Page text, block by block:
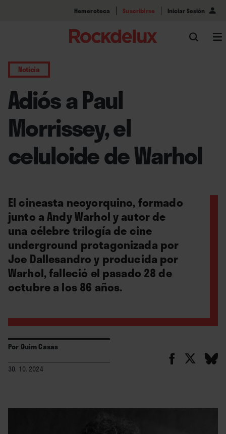
Hemeroteca Suscribirse Iniciar Sesión
Noticia
Adiós a Paul
Morrissey, el
celuloide de Warhol
El cineasta neoyorquino, formado
junto a Andy Warhol y autor de
una célebre trilogía de cine
underground protagonizada por
Joe Dallesandro y producida por
Warhol, falleció el pasado 28 de
octubre a los 86 años.
Por Quim Casas
30. 10. 2024